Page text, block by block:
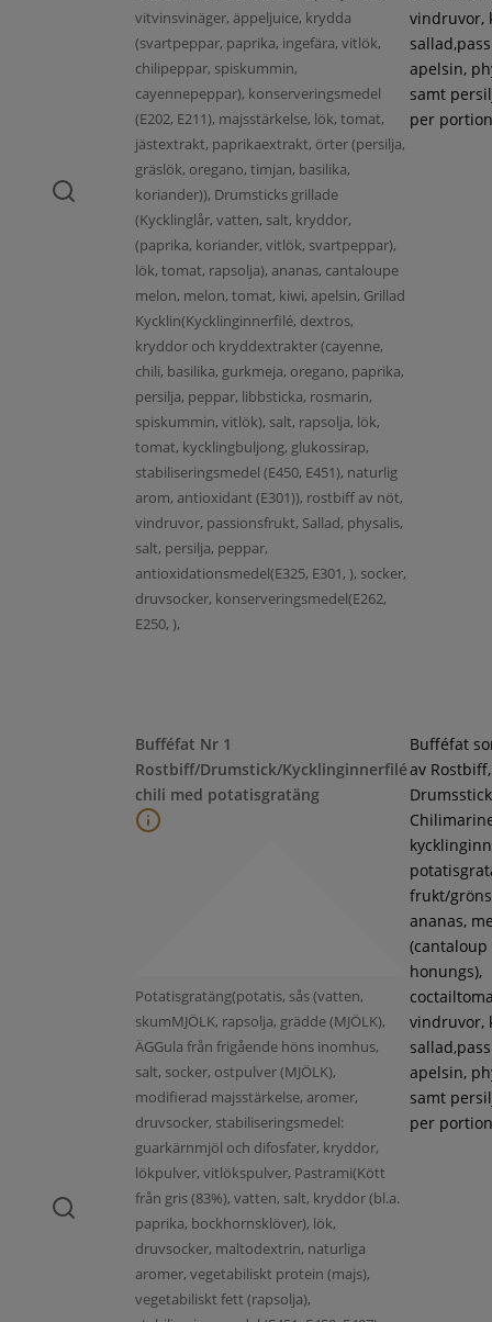
vitvinsvinäger, äppeljuice, krydda
(svartpeppar, paprika, ingefära, vitlök,
chilipeppar, spiskummin,
cayennepeppar), konserveringsmedel
(E202, E211), majsstärkelse, lök, tomat,
jästextrakt, paprikaextrakt, örter (persilja,
gräslök, oregano, timjan, basilika,
koriander)), Drumsticks grillade
(Kycklinglår, vatten, salt, kryddor,
(paprika, koriander, vitlök, svartpeppar),
lök, tomat, rapsolja), ananas, cantaloupe
melon, melon, tomat, kiwi, apelsin, Grillad
Kycklin(Kycklinginnerfilé, dextros,
kryddor och kryddextrakter (cayenne,
chili, basilika, gurkmeja, oregano, paprika,
persilja, peppar, libbsticka, rosmarin,
spiskummin, vitlök), salt, rapsolja, lök,
tomat, kycklingbuljong, glukossirap,
stabiliseringsmedel (E450, E451), naturlig
arom, antioxidant (E301)), rostbiff av nöt,
vindruvor, passionsfrukt, Sallad, physalis,
salt, persilja, peppar,
antioxidationsmedel(E325, E301, ), socker,
druvsocker, konserveringsmedel(E262,
E250, ),
vindruvor,
apelsin,
samt
per
Bufféfat Nr 1
Rostbiff/Drumstick/Kycklinginnerfilé
chili med potatisgratäng
Potatisgratäng(potatis, sås (vatten,
skumMJÖLK, rapsolja, grädde (MJÖLK),
ÄGGula från frigående höns inomhus,
salt, socker, ostpulver (MJÖLK),
modifierad majsstärkelse, aromer,
druvsocker, stabiliseringsmedel:
guarkärnmjöl och difosfater, kryddor,
lökpulver, vitlökspulver, Pastrami(Kött
från gris (83%), vatten, salt, kryddor (bl.a.
paprika, bockhornsklöver), lök,
druvsocker, maltodextrin, naturliga
aromer, vegetabiliskt protein (majs),
vegetabiliskt fett (rapsolja),
Bufféfat
av Rostbiff,
frukt/
ananas,
(cantaloup
honungs),
vindruvor,
apelsin,
samt
per